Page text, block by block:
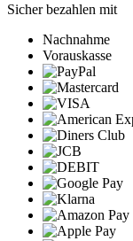
Sicher bezahlen mit
Nachnahme
Vorauskasse